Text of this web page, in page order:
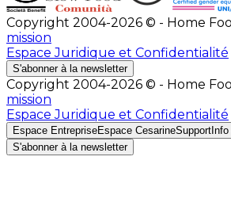
Copyright 2004-2026 © - Home
mission
Espace Juridique et Confidentialité
S'abonner à la newsletter
Copyright 2004-2026 © - Home
mission
Espace Juridique et Confidentialité
Espace EntrepriseEspace CesarineSupport
S'abonner à la newsletter